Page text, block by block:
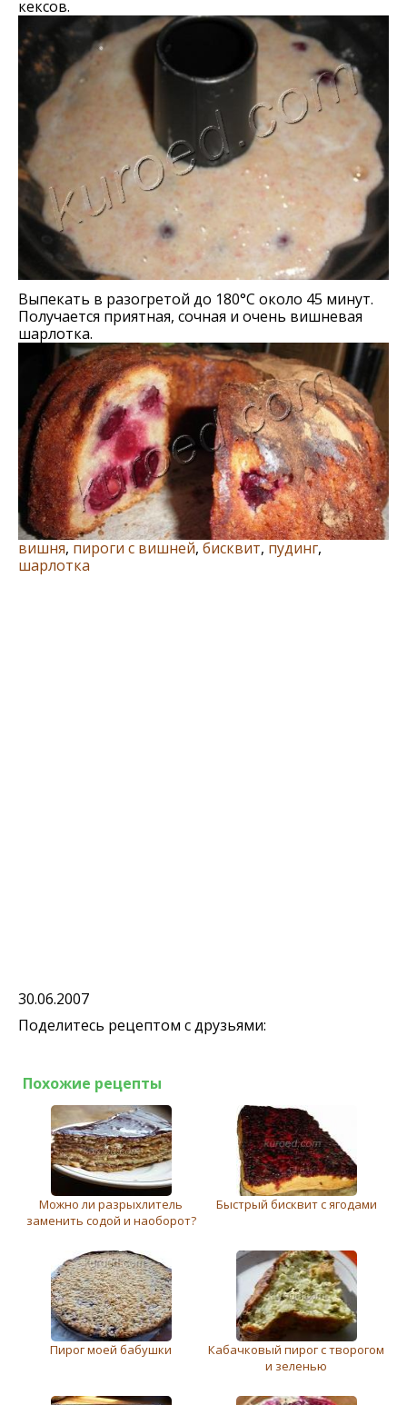
кексов.
Выпекать в разогретой до 180°С около 45 минут.
Получается приятная, сочная и очень вишневая
шарлотка.
вишня, пироги с вишней, бисквит, пудинг,
шарлотка
30.06.2007
Поделитесь рецептом с друзьями:
Похожие рецепты
Можно ли разрыхлитель
заменить содой и наоборот?
Быстрый бисквит с ягодами
Пирог моей бабушки
Кабачковый пирог с творогом
и зеленью